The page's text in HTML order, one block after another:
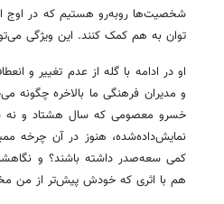
شخصیت‌ها روبه‌رو هستیم که در اوج
توان به هم کمک کنند. این ویژگی
او در ادامه با گله از عدم تغییر و
و مدیران فرهنگی ما بالاخره چگونه
خسرو معصومی که سال هشتاد و نه
نمایش‌داده‌شده، هنوز در آن چرخه
کمی سعه‌صدر داشته باشند؟ و
هم با اثری که خودش پیش‌تر از من